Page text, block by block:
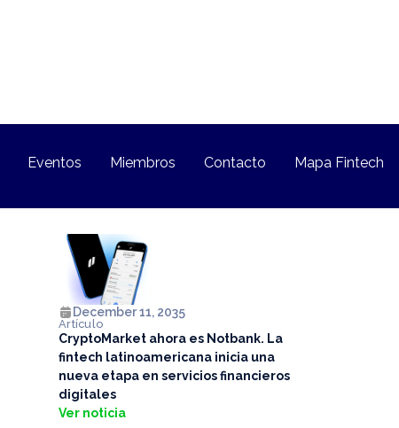
Eventos Miembros Contacto Mapa Fintech
December 11, 2035
Artículo
CryptoMarket ahora es Notbank. La
fintech latinoamericana inicia una
nueva etapa en servicios financieros
digitales
Ver noticia